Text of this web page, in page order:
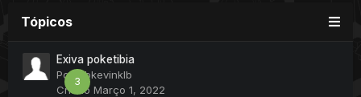
Tópicos
3
Exiva poketibia
Por klbkevinklb
Criado Março 1, 2022